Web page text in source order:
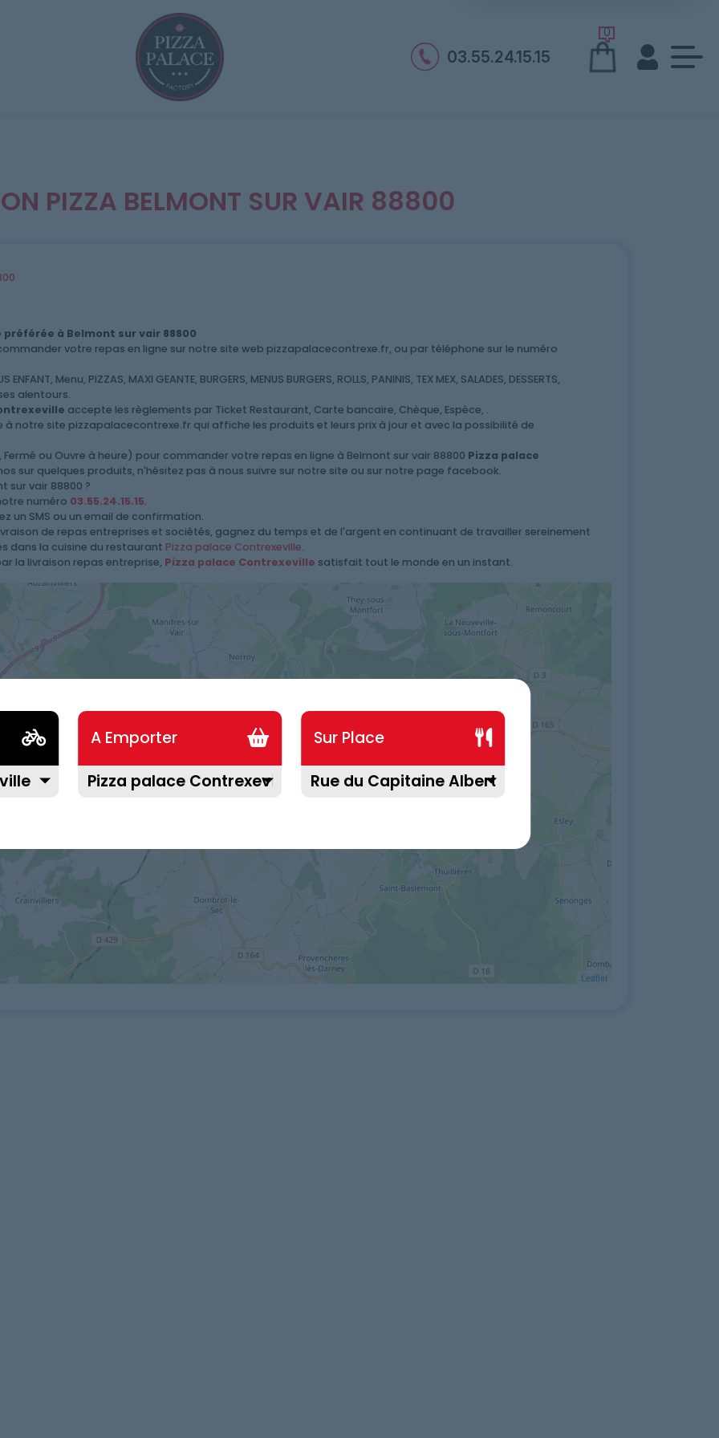
03.55.24.15.15
0
PIZZA BELMONT SUR VAIR 88800
à Belmont sur vair 88800
votre repas en ligne sur notre site web pizzapalacecontrexe.fr, ou par téléphone sur le numéro
Menu, PIZZAS, MAXI GEANTE, BURGERS, MENUS BURGERS, ROLLS, PANINIS, TEX MEX, SALADES, DESSERTS,
alentours.
accepte les règlements par Ticket Restaurant, Carte bancaire, Chèque, Espèce, .
notre site pizzapalacecontrexe.fr qui affiche les produits et leurs prix à jour et avec la possibilité de
ou Ouvre à heure) pour commander votre repas en ligne à Belmont sur vair 88800 Pizza palace
sur quelques produits, n'hésitez pas à nous suivre sur notre site ou sur notre page facebook.
sur vair 88800 ?
numéro 03.55.24.15.15.
un SMS ou un email de confirmation.
de repas entreprises et sociétés, gagnez du temps et de l'argent en continuant de travailler sereinement
dans la cuisine du restaurant Pizza palace Contrexeville.
la livraison repas entreprise, Pizza palace Contrexeville satisfait tout le monde en un instant.
Leaflet
A Emporter Sur Place